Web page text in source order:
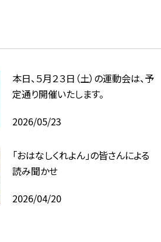
本日、５月２３日（土）の運動会は、予
定通り開催いたします。
2026/05/23
「おはなしくれよん」の皆さんによる
読み聞かせ
2026/04/20